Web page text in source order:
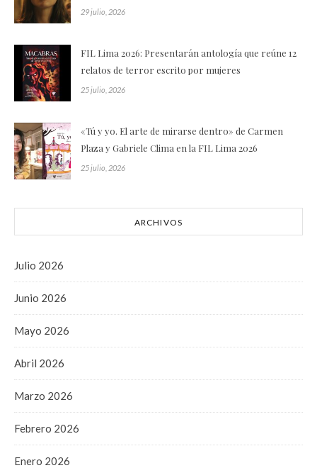
29 julio, 2026
FIL Lima 2026: Presentarán antología que reúne 12
relatos de terror escrito por mujeres
25 julio, 2026
«Tú y yo. El arte de mirarse dentro» de Carmen
Plaza y Gabriele Clima en la FIL Lima 2026
25 julio, 2026
ARCHIVOS
Julio 2026
Junio 2026
Mayo 2026
Abril 2026
Marzo 2026
Febrero 2026
Enero 2026